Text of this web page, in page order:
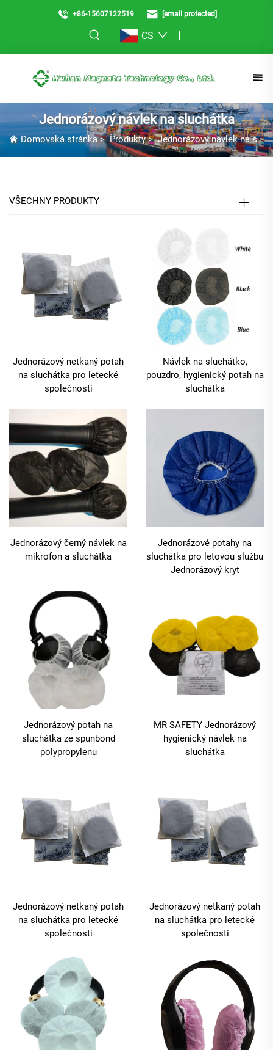
+86-15607122519 [email protected]
CS
Jednorázový návlek na sluchátka
Domovská stránka>Produkty>Jednorázový návlek na sluchátka
VŠECHNY PRODUKTY
Jednorázový netkaný potah
na sluchátka pro letecké
společnosti
Návlek na sluchátko,
pouzdro, hygienický potah na
sluchátka
Jednorázový černý návlek na
mikrofon a sluchátka
Jednorázové potahy na
sluchátka pro letovou službu
Jednorázový kryt
Jednorázový potah na
sluchátka ze spunbond
polypropylenu
MR SAFETY Jednorázový
hygienický návlek na
sluchátka
Jednorázový netkaný potah
na sluchátka pro letecké
společnosti
Jednorázový netkaný potah
na sluchátka pro letecké
společnosti